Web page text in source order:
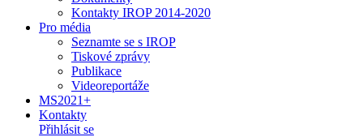
Kontakty IROP 2014-2020
Pro média
Seznamte se s IROP
Tiskové zprávy
Publikace
Videoreportáže
MS2021+
Kontakty
Přihlásit se